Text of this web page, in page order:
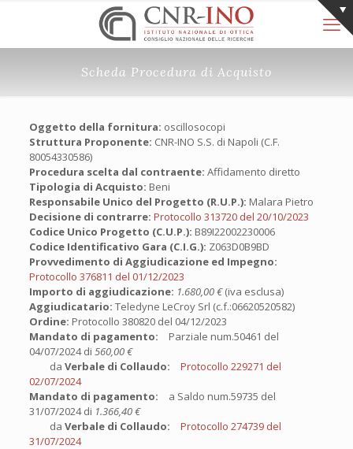
Scheda Procedura di Acquisto
Oggetto della fornitura: oscillosocopi
Struttura Proponente: CNR-INO S.S. di Napoli (C.F.
80054330586)
Procedura scelta dal contraente: Affidamento diretto
Tipologia di Acquisto: Beni
Responsabile Unico del Progetto (R.U.P.): Malara Pietro
Decisione di contrarre: Protocollo 313720 del 20/10/2023
Codice Unico Progetto (C.U.P.): B89I22002230006
Codice Identificativo Gara (C.I.G.): Z063D0B9BD
Provvedimento di Aggiudicazione ed Impegno:
Protocollo 376811 del 01/12/2023
Importo di aggiudicazione: 1.680,00 €(iva esclusa)
Aggiudicatario: Teledyne LeCroy Srl (c.f.:06620520582)
Ordine: Protocollo 380820 del 04/12/2023
Mandato di pagamento: Parziale num.50461 del
04/07/2024 di 560,00 €
da Verbale di Collaudo:
Protocollo 229271 del
02/07/2024
Mandato di pagamento: a Saldo num.59735 del
31/07/2024 di 1.366,40 €
da Verbale di Collaudo:
Protocollo 274739 del
31/07/2024